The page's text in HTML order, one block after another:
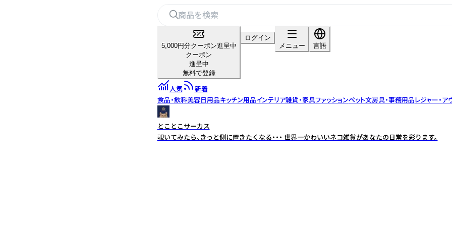
5,000円分クーポン進呈中
クーポン
進呈中
無料で登録
ログイン
メニュー
言語
人気
新着
食品・飲料美容日用品キッチン用品インテリア雑貨・家具ファッションペット文房具・事務用品レジャー・ア
とことこサーカス
覗いてみたら、きっと側に置きたくなる・・・ 世界一かわいいネコ雑貨があなたの日常を彩ります。